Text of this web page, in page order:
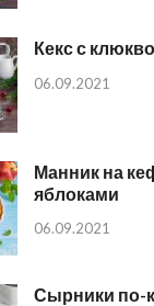
Кекс с
06.09.2021
Манник на
яблоками
06.09.2021
Сырники по-